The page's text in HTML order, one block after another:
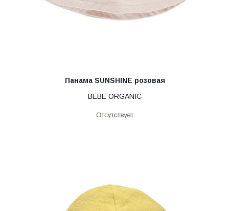
Панама SUNSHINE розовая
BEBE ORGANIC